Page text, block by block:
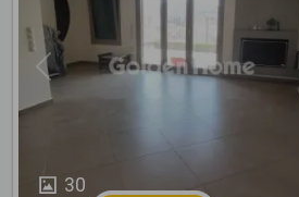
30
Previous